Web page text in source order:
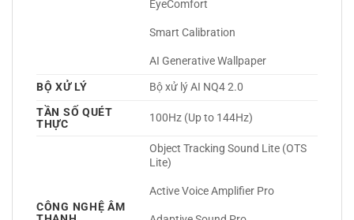
EyeComfort
Smart Calibration
AI Generative Wallpaper
BỘ XỬ LÝ
Bộ xử lý AI NQ4 2.0
TẦN SỐ QUÉT
THỰC
100Hz (Up to 144Hz)
CÔNG NGHỆ ÂM
Object Tracking Sound Lite (OTS
Lite)
Active Voice Amplifier Pro